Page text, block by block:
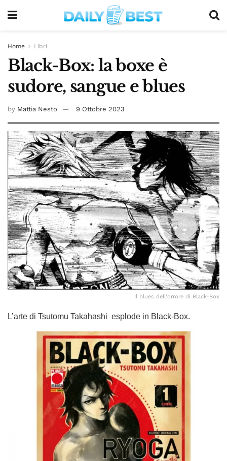
Home Libri
Black-Box: la boxe è
sudore, sangue e blues
by Mattia Nesto 9 Ottobre 2023
Il blues dell'orrore di Black-Box
L’arte di Tsutomu Takahashi esplode in Black-Box.